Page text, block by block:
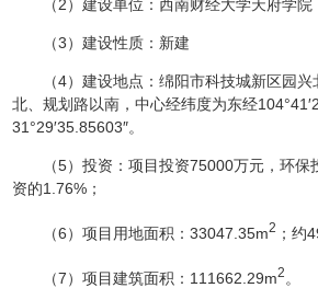
（2）建设单位：西南财经大学天府学院
（3）建设性质：新建
（4）建设地点：绵阳市科技城新区园
北、规划路以南，中心经纬度为东经
31°29′35.85603″。
（5）投资：项目投资75000万元，环
资的1.76%；
（6）项目用地面积：33047.35m2 ；约
（7）项目建筑面积：111662.29m2 。